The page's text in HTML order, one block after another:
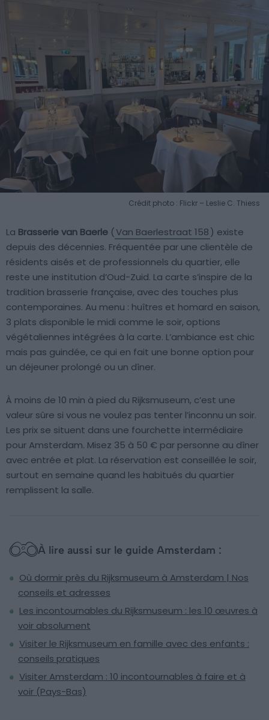
Crédit photo : Flickr – Leslie C. Thiess
La Brasserie van Baerle (Van Baerlestraat 158) existe
depuis des décennies. Fréquentée par une clientèle de
résidents aisés et de professionnels du quartier, elle
reste une institution d’Oud-Zuid. La carte s’inspire de la
tradition brasserie française, avec des touches plus
contemporaines. Au menu : huîtres et homard en saison,
3 plats disponible le midi comme le soir, options
végétaliennes intégrées à la carte. L’ambiance est chic
mais pas guindée, ce qui en fait une bonne option pour
un déjeuner prolongé ou un dîner.
À moins de 10 min à pied du Rijksmuseum, c’est une
valeur sûre si vous ne voulez pas tenter l’inconnu un soir.
Les prix se situent dans une fourchette intermédiaire
pour Amsterdam. Misez 35 à 50 € par personne au dîner
avec entrée et plat. La réservation est conseillée le soir,
surtout en semaine quand les habitués du quartier
remplissent la salle.
À lire aussi sur le guide Amsterdam :
Où dormir près du Rijksmuseum à Amsterdam | Nos
conseils et adresses
Les incontournables du Rijksmuseum : les 10 œuvres à
voir absolument
Visiter le Rijksmuseum en famille avec des enfants :
conseils pratiques
Visiter Amsterdam : 10 incontournables à faire et à
voir (Pays-Bas)